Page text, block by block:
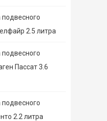
2.5 литра
Пассат 3.6
2.2 литра